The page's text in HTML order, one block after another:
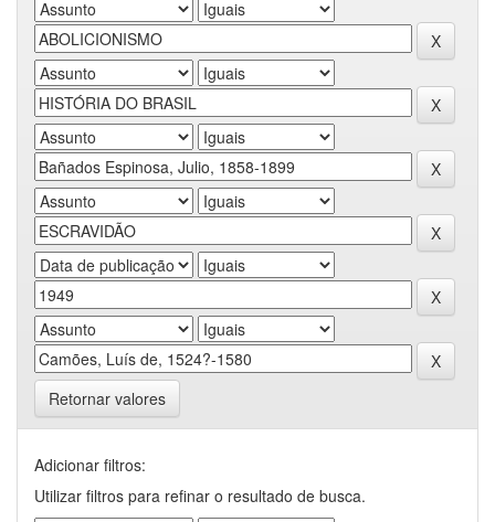
Retornar valores
Adicionar filtros:
Utilizar filtros para refinar o resultado de busca.